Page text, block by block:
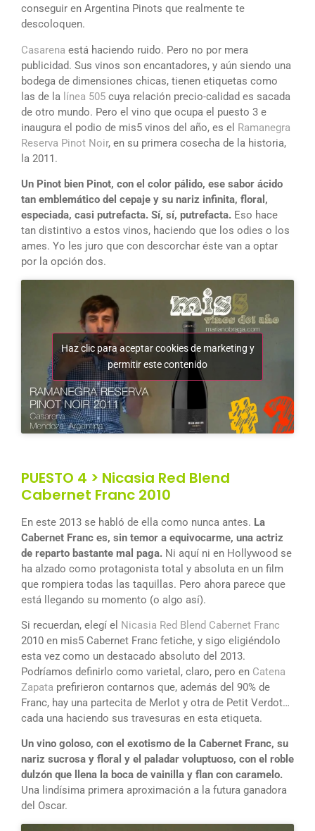
conseguir en Argentina Pinots que realmente te
descoloquen.
Casarena está haciendo ruido. Pero no por mera
publicidad. Sus vinos son encantadores, y aún siendo una
bodega de dimensiones chicas, tienen etiquetas como
las de la línea 505 cuya relación precio-calidad es sacada
de otro mundo. Pero el vino que ocupa el puesto 3 e
inaugura el podio de mis5 vinos del año, es el Ramanegra
Reserva Pinot Noir, en su primera cosecha de la historia,
la 2011.
Un Pinot bien Pinot, con el color pálido, ese sabor ácido
tan emblemático del cepaje y su nariz infinita, floral,
especiada, casi putrefacta. Sí, sí, putrefacta. Eso hace
tan distintivo a estos vinos, haciendo que los odies o los
ames. Yo les juro que con descorchar éste van a optar
por la opción dos.
Haz clic para aceptar cookies de marketing y
permitir este contenido
PUESTO 4 > Nicasia Red Blend
Cabernet Franc 2010
En este 2013 se habló de ella como nunca antes. La
Cabernet Franc es, sin temor a equivocarme, una actriz
de reparto bastante mal paga. Ni aquí ni en Hollywood se
ha alzado como protagonista total y absoluta en un film
que rompiera todas las taquillas. Pero ahora parece que
está llegando su momento (o algo así).
Si recuerdan, elegí el Nicasia Red Blend Cabernet Franc
2010 en mis5 Cabernet Franc fetiche, y sigo eligiéndolo
esta vez como un destacado absoluto del 2013.
Podríamos definirlo como varietal, claro, pero en Catena
Zapata prefirieron contarnos que, además del 90% de
Franc, hay una partecita de Merlot y otra de Petit Verdot…
cada una haciendo sus travesuras en esta etiqueta.
Un vino goloso, con el exotismo de la Cabernet Franc, su
nariz sucrosa y floral y el paladar voluptuoso, con el roble
dulzón que llena la boca de vainilla y flan con caramelo.
Una lindísima primera aproximación a la futura ganadora
del Oscar.